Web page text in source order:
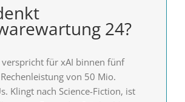
24?
verspricht für xAI binnen fünf
von 50 Mio.
Klingt nach Science-Fiction, ist